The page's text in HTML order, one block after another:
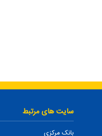
سایت های مرتبط
بانک مرکزی